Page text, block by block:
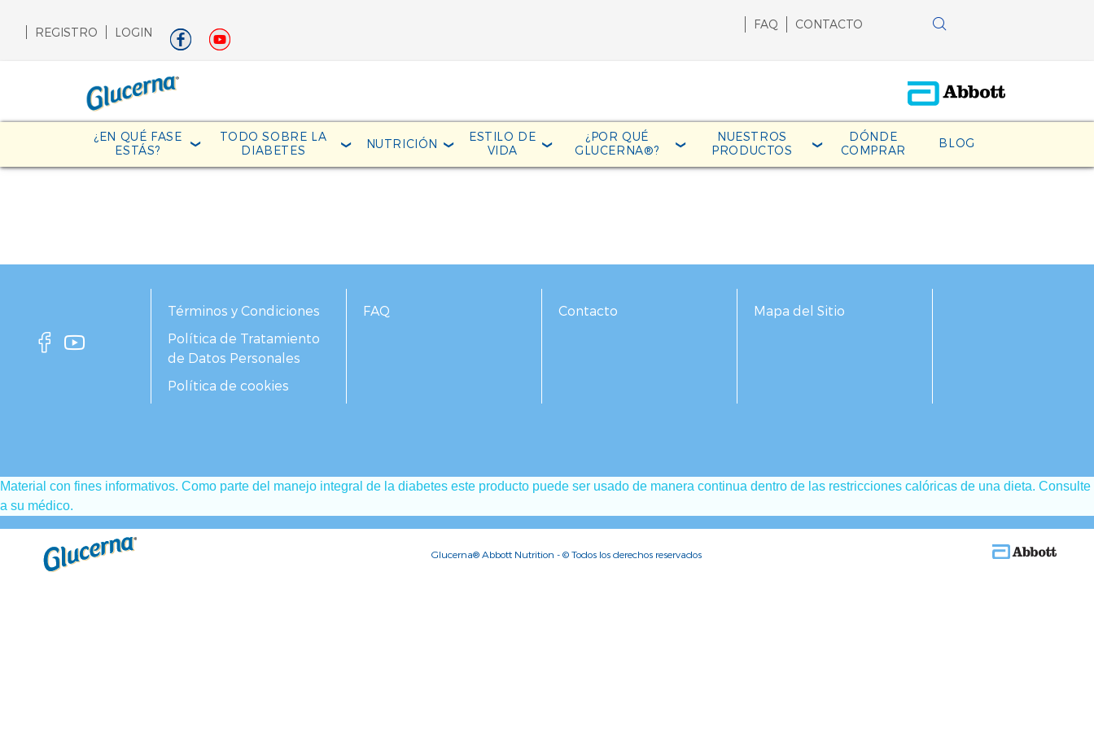
REGISTRO LOGIN
FAQ CONTACTO
¿EN QUÉ FASE
ESTÁS?
TODO SOBRE LA
DIABETES
NUTRICIÓN
ESTILO DE
VIDA
¿POR QUÉ
GLUCERNA®?
NUESTROS
PRODUCTOS
DÓNDE
COMPRAR
BLOG
Términos y Condiciones
Política de Tratamiento
de Datos Personales
Política de cookies
FAQ Contacto Mapa del Sitio
Material con fines informativos. Como parte del manejo integral de la diabetes este producto puede ser usado de manera continua dentro de las restricciones calóricas de una dieta. Consulte
a su médico.
Glucerna® Abbott Nutrition - © Todos los derechos reservados